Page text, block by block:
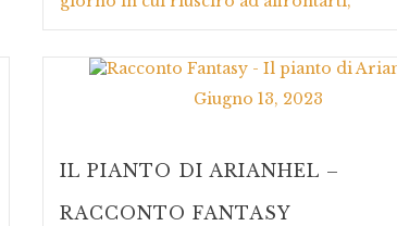
Giugno 13, 2023
IL PIANTO DI ARIANHEL –
RACCONTO FANTASY